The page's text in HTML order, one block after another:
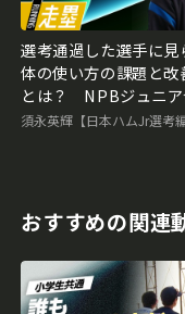
選考通過した選手に見
体の使い方の課題と改
とは？ NPBジュニア
のために必要な準備
須永英輝【日本ハムJr選考編
おすすめの関連